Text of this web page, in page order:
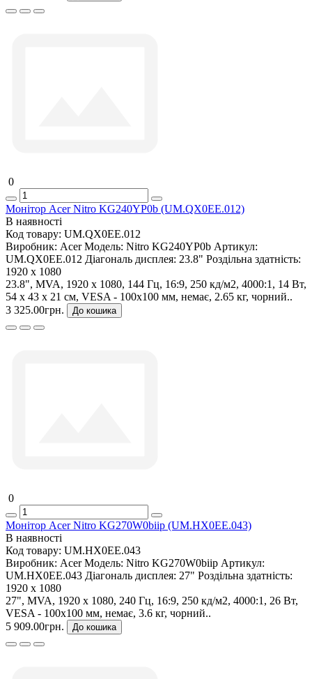
0
Монітор Acer Nitro KG240YP0b (UM.QX0EE.012)
В наявності
Код товару: UM.QX0EE.012
Виробник: Acer Модель: Nitro KG240YP0b Артикул:
UM.QX0EE.012 Діагональ дисплея: 23.8" Роздільна здатність:
1920 x 1080
23.8", MVA, 1920 x 1080, 144 Гц, 16:9, 250 кд/м2, 4000:1, 14 Вт,
54 х 43 х 21 см, VESA - 100x100 мм, немає, 2.65 кг, чорний..
3 325.00грн.
До кошика
0
Монітор Acer Nitro KG270W0biip (UM.HX0EE.043)
В наявності
Код товару: UM.HX0EE.043
Виробник: Acer Модель: Nitro KG270W0biip Артикул:
UM.HX0EE.043 Діагональ дисплея: 27" Роздільна здатність:
1920 x 1080
27", MVA, 1920 x 1080, 240 Гц, 16:9, 250 кд/м2, 4000:1, 26 Вт,
VESA - 100x100 мм, немає, 3.6 кг, чорний..
5 909.00грн.
До кошика